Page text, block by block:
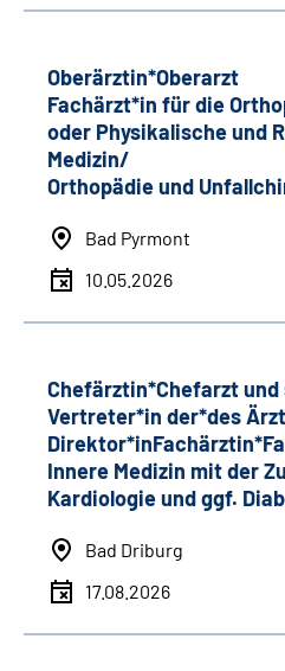
Oberärztin*Oberarzt
Fachärzt*in für die
oder Physikalische und
Medizin/
Orthopädie und
Bad Pyrmont
10.05.2026
Chefärztin*Chefarzt
Vertreter*in der*des
Innere Medizin mit der
Kardiologie und ggf.
Bad Driburg
17.08.2026